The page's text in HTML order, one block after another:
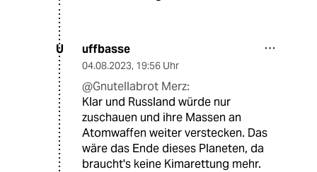
U uffbasse
04.08.2023, 19:56 Uhr
@Gnutellabrot Merz:
Klar und Russland würde nur
zuschauen und ihre Massen an
Atomwaffen weiter verstecken. Das
wäre das Ende dieses Planeten, da
braucht's keine Kimarettung mehr.